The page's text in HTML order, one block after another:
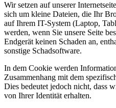
Wir setzen auf unserer
sich um kleine Dateien, die Ihr
auf Ihrem IT-System (Laptop,
werden, wenn Sie unsere Seite
Endgerät keinen Schaden an,
sonstige Schadsoftware.
In dem Cookie werden
Zusammenhang mit dem
Dies bedeutet jedoch nicht, dass
von Ihrer Identität erhalten.